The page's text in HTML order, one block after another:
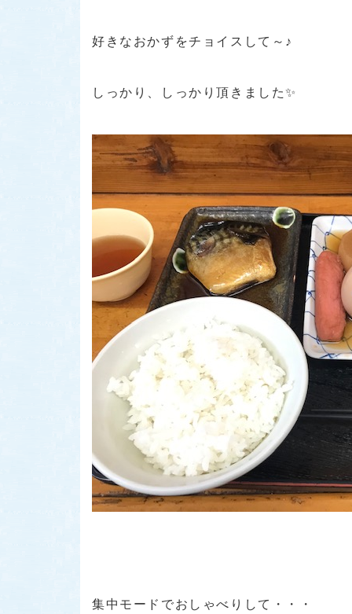
好きなおかずをチョイスして～♪
しっかり、しっかり頂きました✨
集中モードでおしゃべりして・・・